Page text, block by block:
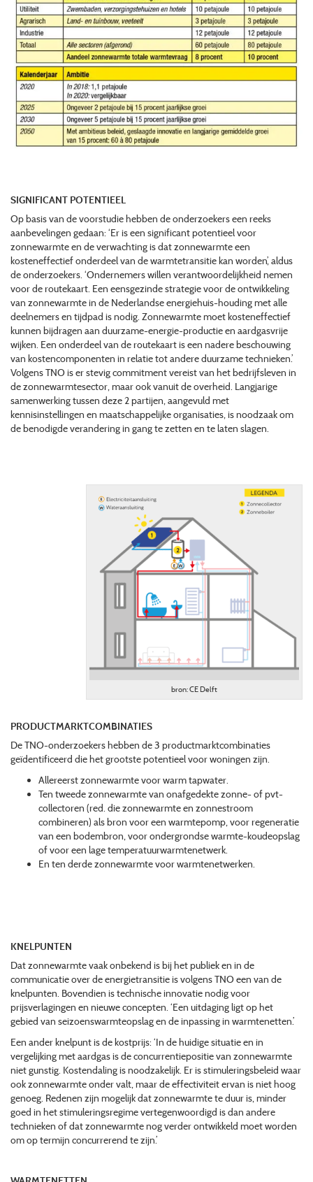
SIGNIFICANT POTENTIEEL
Op basis van de voorstudie hebben de onderzoekers een reeks
aanbevelingen gedaan: ‘Er is een significant potentieel voor
zonnewarmte en de verwachting is dat zonnewarmte een
kosteneffectief onderdeel van de warmtetransitie kan worden’, aldus
de onderzoekers. ‘Ondernemers willen verantwoordelijkheid nemen
voor de routekaart. Een eensgezinde strategie voor de ontwikkeling
van zonnewarmte in de Nederlandse energiehuis-houding met alle
deelnemers en tijdpad is nodig. Zonnewarmte moet kosteneffectief
kunnen bijdragen aan duurzame-energie-productie en aardgasvrije
wijken. Een onderdeel van de routekaart is een nadere beschouwing
van kostencomponenten in relatie tot andere duurzame technieken.’
Volgens TNO is er stevig commitment vereist van het bedrijfsleven in
de zonnewarmtesector, maar ook vanuit de overheid. Langjarige
samenwerking tussen deze 2 partijen, aangevuld met
kennisinstellingen en maatschappelijke organisaties, is noodzaak om
de benodigde verandering in gang te zetten en te laten slagen.
bron: CE Delft
PRODUCTMARKTCOMBINATIES
De TNO-onderzoekers hebben de 3 productmarktcombinaties
geïdentificeerd die het grootste potentieel voor woningen zijn.
Allereerst zonnewarmte voor warm tapwater.
Ten tweede zonnewarmte van onafgedekte zonne- of pvt-
collectoren (red. die zonnewarmte en zonnestroom
combineren) als bron voor een warmtepomp, voor regeneratie
van een bodembron, voor ondergrondse warmte-koudeopslag
of voor een lage temperatuurwarmtenetwerk.
En ten derde zonnewarmte voor warmtenetwerken.
KNELPUNTEN
Dat zonnewarmte vaak onbekend is bij het publiek en in de
communicatie over de energietransitie is volgens TNO een van de
knelpunten. Bovendien is technische innovatie nodig voor
prijsverlagingen en nieuwe concepten. ‘Een uitdaging ligt op het
gebied van seizoenswarmteopslag en de inpassing in warmtenetten.’
Een ander knelpunt is de kostprijs: ‘In de huidige situatie en in
vergelijking met aardgas is de concurrentiepositie van zonnewarmte
niet gunstig. Kostendaling is noodzakelijk. Er is stimuleringsbeleid waar
ook zonnewarmte onder valt, maar de effectiviteit ervan is niet hoog
genoeg. Redenen zijn mogelijk dat zonnewarmte te duur is, minder
goed in het stimuleringsregime vertegenwoordigd is dan andere
technieken of dat zonnewarmte nog verder ontwikkeld moet worden
om op termijn concurrerend te zijn.’